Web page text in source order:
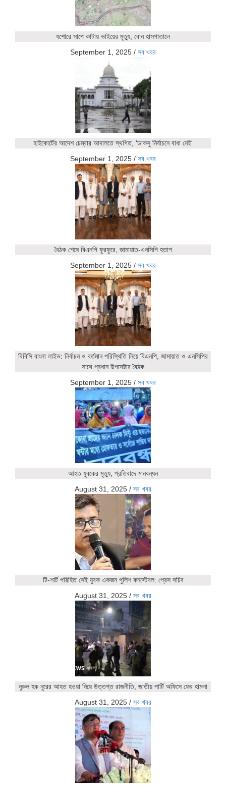
যশোরে সাপে কাটায় ভাইয়ের মৃত্যু, বোন হাসপাতালে
September 1, 2025 / সব খবর
হাইকোর্টের আদেশ চেম্বার আদালতে স্থগিত, 'ডাকসু নির্বাচনে বাধা নেই'
September 1, 2025 / সব খবর
বৈঠক শেষে বিএনপি ফুরফুরে, জামায়াত-এনসিপি হতাশ
September 1, 2025 / সব খবর
বিবিসি বাংলা লাইভ: নির্বাচন ও বর্তমান পরিস্থিতি নিয়ে বিএনপি, জামায়াত ও এনসিপির
সাথে প্রধান উপদেষ্টার বৈঠক
September 1, 2025 / সব খবর
আহত যুবকের মৃত্যু, প্রতিবাদে মানবন্ধন
August 31, 2025 / সব খবর
টি-শার্ট পরিহিত সেই যুবক একজন পুলিশ কনস্টেবল: প্রেস সচিব
August 31, 2025 / সব খবর
নুরুল হক নুরের আহত হওয়া নিয়ে উত্তপ্ত রাজনীতি, জাতীয় পার্টি অফিসে ফের হামলা
August 31, 2025 / সব খবর